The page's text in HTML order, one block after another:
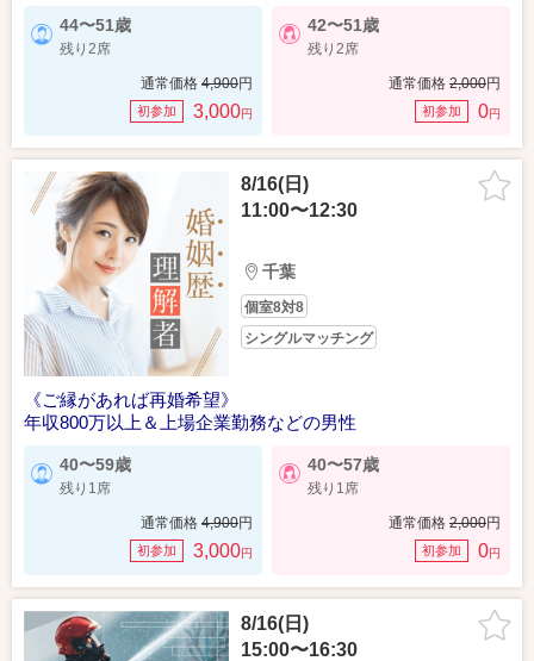
44〜51歳
残り2席
通常価格 4,900円
初参加 3,000円
42〜51歳
残り2席
通常価格 2,000円
初参加 0円
8/16(日)
11:00〜12:30
千葉
個室8対8
シングルマッチング
《ご縁があれば再婚希望》
年収800万以上＆上場企業勤務などの男性
40〜59歳
残り1席
通常価格 4,900円
初参加 3,000円
40〜57歳
残り1席
通常価格 2,000円
初参加 0円
8/16(日)
15:00〜16:30